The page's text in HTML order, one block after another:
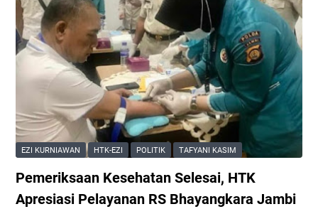
M
e
n
g
e
l
o
l
a
e
r
H
a
r
g
a
M
a
t
i
!
e
n
a
n
g
k
a
n
H
K
-
g
g
o
a
D
P
R
D
P
r
o
EZI KURNIAWAN HTK-EZI POLITIK TAFYANI KASIM
Pemeriksaan Kesehatan Selesai, HTK
Apresiasi Pelayanan RS Bhayangkara Jambi